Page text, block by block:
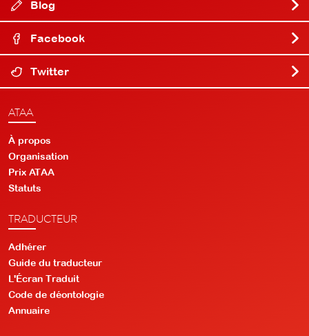
Blog
Facebook
Twitter
ATAA
À propos
Organisation
Prix ATAA
Statuts
TRADUCTEUR
Adhérer
Guide du traducteur
L'Écran Traduit
Code de déontologie
Annuaire